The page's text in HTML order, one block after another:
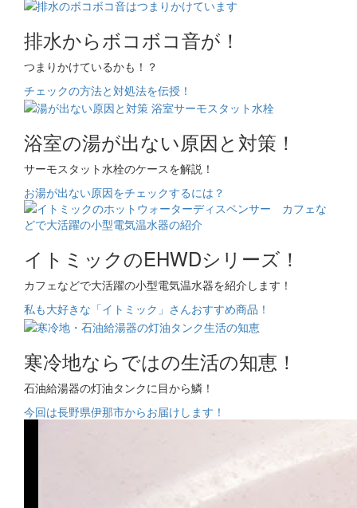
排水からボコボコ音が！
つまりかけているかも！？
チェックの方法と対処法を伝授！
浴室の湯が出ない原因と対策！
サーモスタット水栓のケースを解説！
お湯が出ない原因をチェックするには？
イトミックのEHWDシリーズ！
カフェなどで大活躍の小型電気温水器を紹介します！
私も大好きな「イトミック」さんおすすめ商品！
寒冷地ならではの生活の知恵！
石油給湯器の灯油タンクに目から鱗！
今回は長野県伊那市からお届けします！